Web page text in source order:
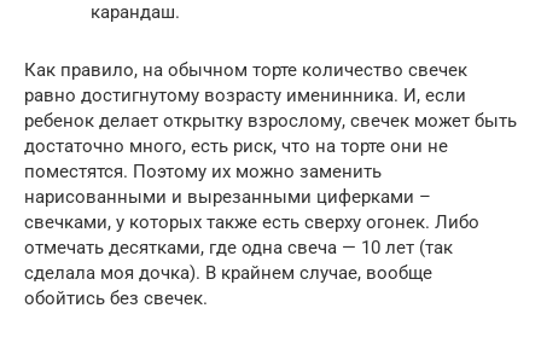
карандаш.
Как правило, на обычном торте количество свечек
равно достигнутому возрасту именинника. И, если
ребенок делает открытку взрослому, свечек может быть
достаточно много, есть риск, что на торте они не
поместятся. Поэтому их можно заменить
нарисованными и вырезанными циферками –
свечками, у которых также есть сверху огонек. Либо
отмечать десятками, где одна свеча — 10 лет (так
сделала моя дочка). В крайнем случае, вообще
обойтись без свечек.